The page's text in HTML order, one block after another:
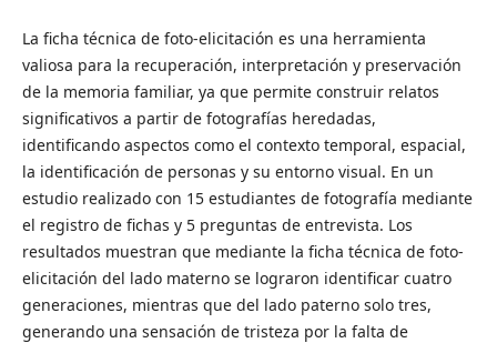
La ficha técnica de foto-elicitación es una herramienta
valiosa para la recuperación, interpretación y preservación
de la memoria familiar, ya que permite construir relatos
significativos a partir de fotografías heredadas,
identificando aspectos como el contexto temporal, espacial,
la identificación de personas y su entorno visual. En un
estudio realizado con 15 estudiantes de fotografía mediante
el registro de fichas y 5 preguntas de entrevista. Los
resultados muestran que mediante la ficha técnica de foto-
elicitación del lado materno se lograron identificar cuatro
generaciones, mientras que del lado paterno solo tres,
generando una sensación de tristeza por la falta de